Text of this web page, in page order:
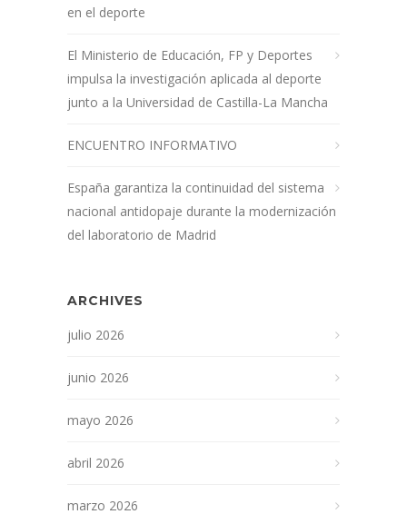
en el deporte
El Ministerio de Educación, FP y Deportes
impulsa la investigación aplicada al deporte
junto a la Universidad de Castilla-La Mancha
ENCUENTRO INFORMATIVO
España garantiza la continuidad del sistema
nacional antidopaje durante la modernización
del laboratorio de Madrid
ARCHIVES
julio 2026
junio 2026
mayo 2026
abril 2026
marzo 2026